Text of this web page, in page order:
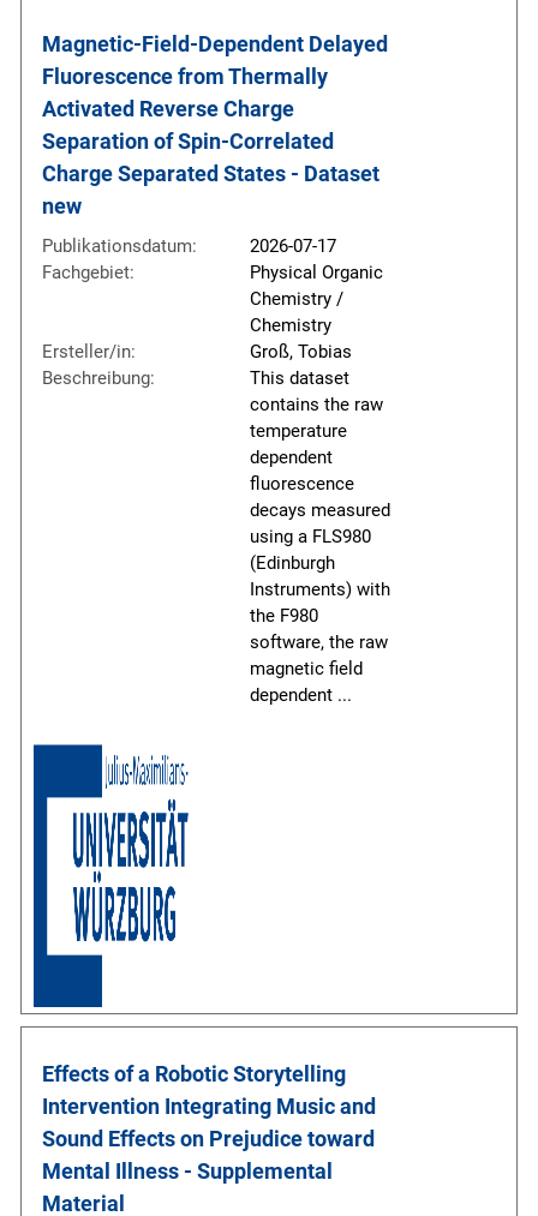
Magnetic-Field-Dependent Delayed
Fluorescence from Thermally
Activated Reverse Charge
Separation of Spin-Correlated
Charge Separated States - Dataset
new
Publikationsdatum:
2026-07-17
Fachgebiet:
Physical Organic
Chemistry /
Chemistry
Ersteller/in:
Groß, Tobias
Beschreibung:
This dataset
contains the raw
temperature
dependent
fluorescence
decays measured
using a FLS980
(Edinburgh
Instruments) with
the F980
software, the raw
magnetic field
dependent ...
Effects of a Robotic Storytelling
Intervention Integrating Music and
Sound Effects on Prejudice toward
Mental Illness - Supplemental
Material